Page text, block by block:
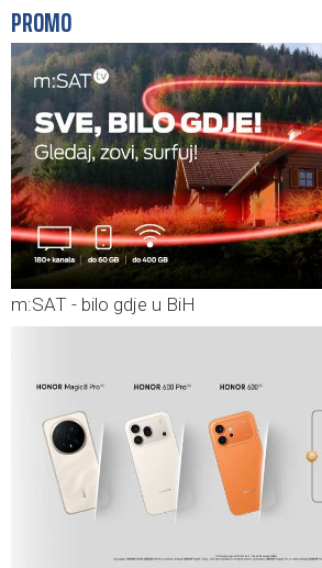
PROMO
m:SAT - bilo gdje u BiH